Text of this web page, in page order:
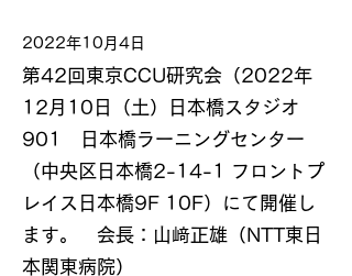
2022年10月4日
第42回東京CCU研究会（2022年
12月10日（土）日本橋スタジオ
901 日本橋ラーニングセンター
（中央区日本橋2-14-1 フロントプ
レイス日本橋9F 10F）にて開催し
ます。 会長：山﨑正雄（NTT東日
本関東病院）